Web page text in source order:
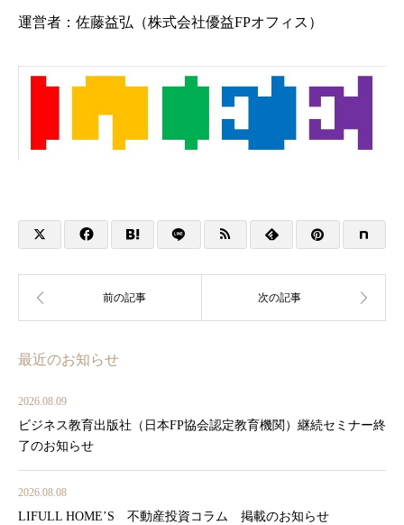
運営者：佐藤益弘（株式会社優益FPオフィス）
最近のお知らせ
2026.08.09
ビジネス教育出版社（日本FP協会認定教育機関）継続セミナー終
了のお知らせ
2026.08.08
LIFULL HOME’S 不動産投資コラム 掲載のお知らせ